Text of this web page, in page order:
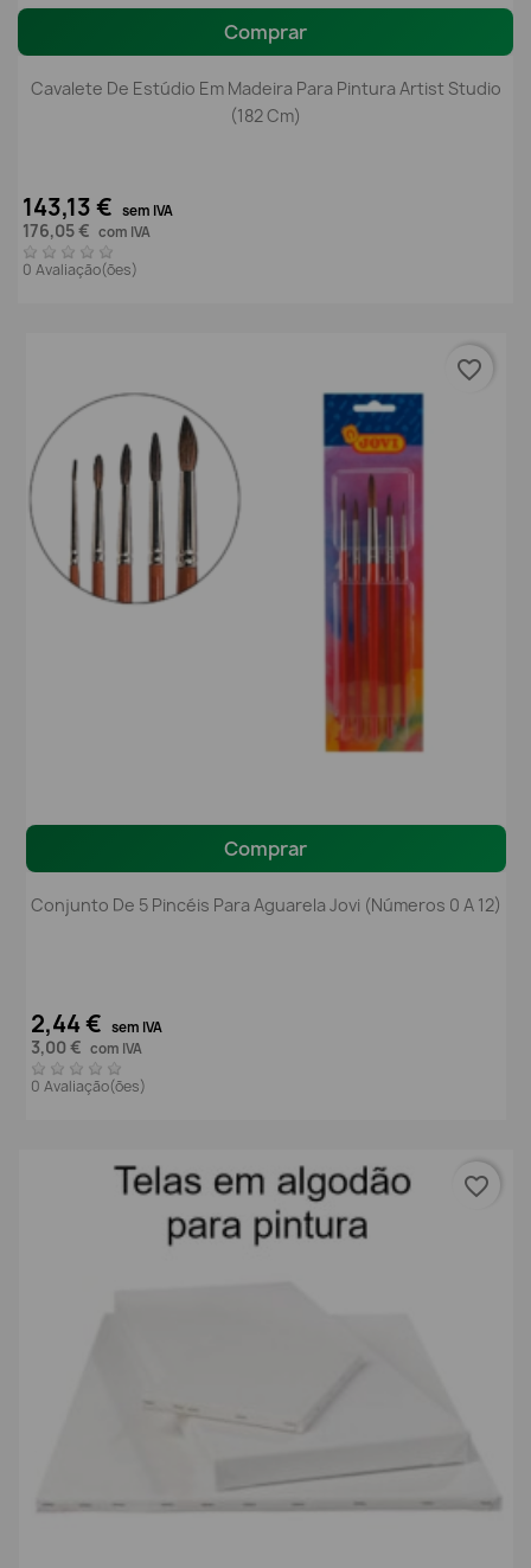
Comprar
Cavalete De Estúdio Em Madeira Para Pintura Artist Studio
(182 Cm)
143,13 € sem IVA
176,05 € com IVA
0 Avaliação(ões)
Comprar
Conjunto De 5 Pincéis Para Aguarela Jovi (Números 0 A 12)
2,44 € sem IVA
3,00 € com IVA
0 Avaliação(ões)
favorite_border
favorite_border